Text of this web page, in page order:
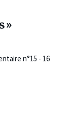
»
n°15 - 16